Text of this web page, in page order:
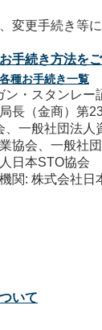
手続き方法を
各種お手続き一覧
ン・スタンレ
長（金商）第
、一般社団法人
協会、一般社
日本STO協会
関: 株式会社日
いて